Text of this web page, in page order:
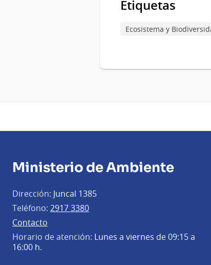
Etiquetas
Ecosistema y
Ministerio de Ambiente
Dirección: Juncal 1385
Teléfono: 2917 3380
Contacto
Horario de atención: Lunes a viernes de 09:15 a
16:00 h.